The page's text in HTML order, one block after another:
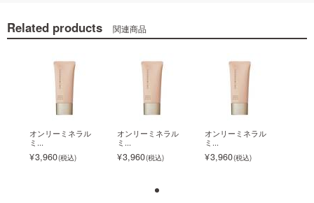
Related products 関連商品
オンリーミネラル
ミ...
3,960
オンリーミネラル
ミ...
3,960
オンリーミネラル
ミ...
3,960